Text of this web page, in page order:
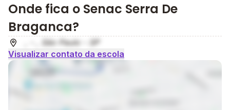
Onde fica o Senac Serra De
Braganca?
, - , São Paulo - SP
Visualizar contato da escola